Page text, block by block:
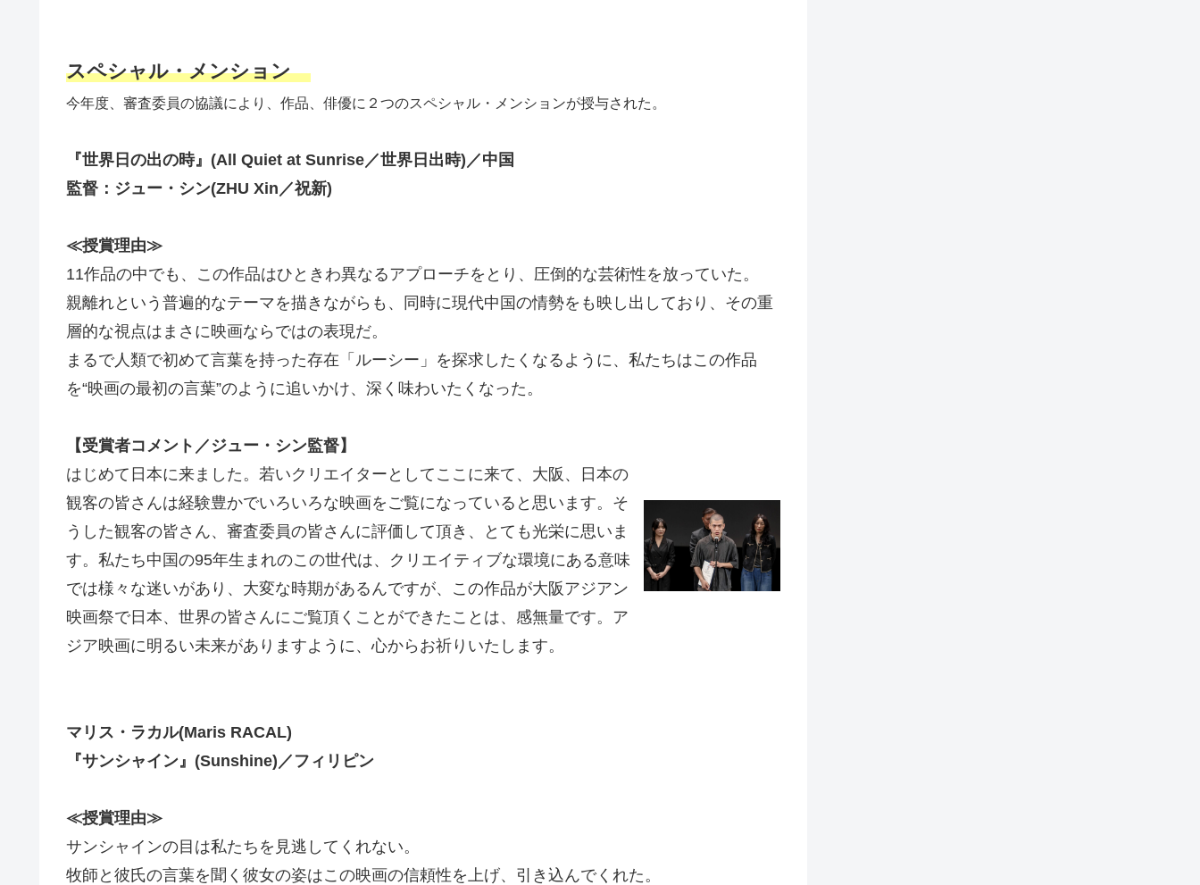
スペシャル・メンション
今年度、審査委員の協議により、作品、俳優に２つのスペシャル・メンションが授与された。
『世界日の出の時』(All Quiet at Sunrise／世界日出時)／中国
監督：ジュー・シン(ZHU Xin／祝新)
≪授賞理由≫
11作品の中でも、この作品はひときわ異なるアプローチをとり、圧倒的な芸術性を放っていた。
親離れという普遍的なテーマを描きながらも、同時に現代中国の情勢をも映し出しており、その重
層的な視点はまさに映画ならではの表現だ。
まるで人類で初めて言葉を持った存在「ルーシー」を探求したくなるように、私たちはこの作品
を“映画の最初の言葉”のように追いかけ、深く味わいたくなった。
【受賞者コメント／ジュー・シン監督】
はじめて日本に来ました。若いクリエイターとしてここに来て、大阪、日本の
観客の皆さんは経験豊かでいろいろな映画をご覧になっていると思います。そ
うした観客の皆さん、審査委員の皆さんに評価して頂き、とても光栄に思いま
す。私たち中国の95年生まれのこの世代は、クリエイティブな環境にある意味
では様々な迷いがあり、大変な時期があるんですが、この作品が大阪アジアン
映画祭で日本、世界の皆さんにご覧頂くことができたことは、感無量です。ア
ジア映画に明るい未来がありますように、心からお祈りいたします。
マリス・ラカル(Maris RACAL)
『サンシャイン』(Sunshine)／フィリピン
≪授賞理由≫
サンシャインの目は私たちを見逃してくれない。
牧師と彼氏の言葉を聞く彼女の姿はこの映画の信頼性を上げ、引き込んでくれた。